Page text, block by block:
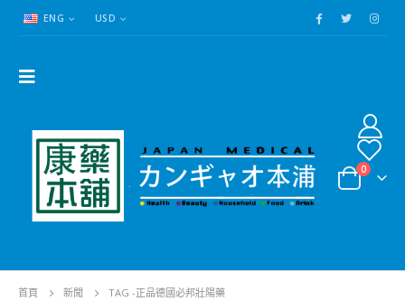
ENG USD
0
首頁 新聞 TAG -正品德國必邦壯陽藥